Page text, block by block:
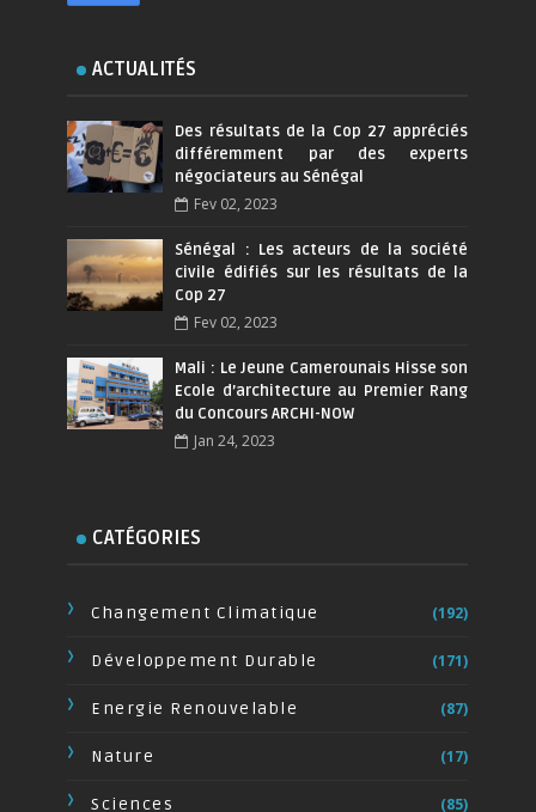
ACTUALITÉS
Des résultats de la Cop 27 appréciés
différemment par des experts
négociateurs au Sénégal
Fev 02, 2023
Sénégal : Les acteurs de la société
civile édifiés sur les résultats de la
Cop 27
Fev 02, 2023
Mali : Le Jeune Camerounais Hisse son
Ecole d’architecture au Premier Rang
du Concours ARCHI-NOW
Jan 24, 2023
CATÉGORIES
Changement Climatique (192)
Développement Durable (171)
Energie Renouvelable (87)
Nature (17)
Sciences (85)